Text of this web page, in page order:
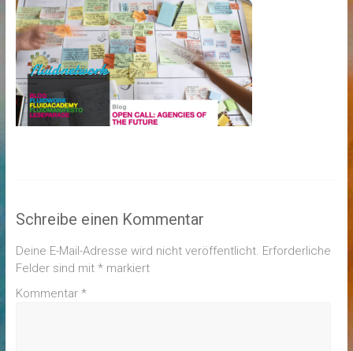
Schreibe einen Kommentar
Deine E-Mail-Adresse wird nicht veröffentlicht. Erforderliche
Felder sind mit *markiert
Kommentar *